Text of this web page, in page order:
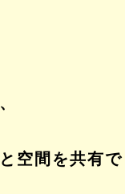
空間を共有で